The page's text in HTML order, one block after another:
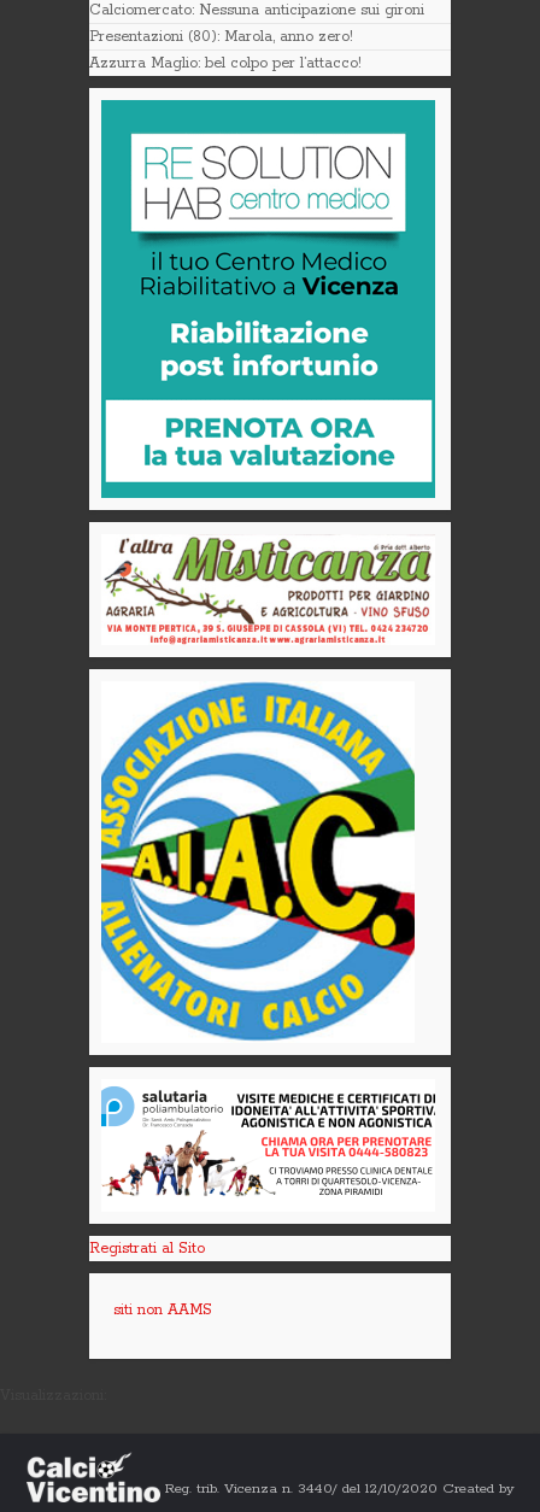
Calciomercato: Nessuna anticipazione sui gironi
Presentazioni (80): Marola, anno zero!
Azzurra Maglio: bel colpo per l’attacco!
Registrati al Sito
siti non AAMS
Reg. trib. Vicenza n. 3440/ del 12/10/2020 Created by